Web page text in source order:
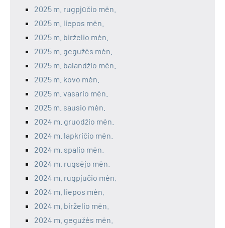
2025 m. rugpjūčio mėn.
2025 m. liepos mėn.
2025 m. birželio mėn.
2025 m. gegužės mėn.
2025 m. balandžio mėn.
2025 m. kovo mėn.
2025 m. vasario mėn.
2025 m. sausio mėn.
2024 m. gruodžio mėn.
2024 m. lapkričio mėn.
2024 m. spalio mėn.
2024 m. rugsėjo mėn.
2024 m. rugpjūčio mėn.
2024 m. liepos mėn.
2024 m. birželio mėn.
2024 m. gegužės mėn.